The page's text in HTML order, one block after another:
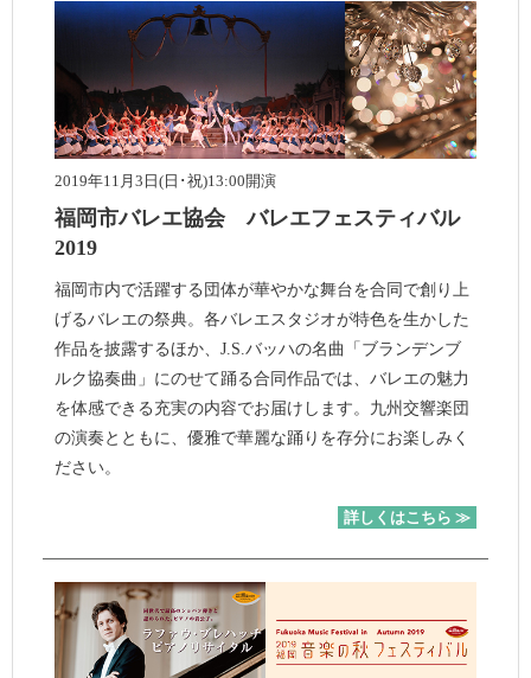
2019年11月3日(日･祝)13:00開演
福岡市バレエ協会 バレエフェスティバル
2019
福岡市内で活躍する団体が華やかな舞台を合同で創り上
げるバレエの祭典。各バレエスタジオが特色を生かした
作品を披露するほか、J.S.バッハの名曲「ブランデンブ
ルク協奏曲」にのせて踊る合同作品では、バレエの魅力
を体感できる充実の内容でお届けします。九州交響楽団
の演奏とともに、優雅で華麗な踊りを存分にお楽しみく
ださい。
詳しくはこちら ≫